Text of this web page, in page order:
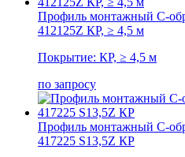
Профиль монтажный С-
412125Z КР, ≥ 4,5 м
Покрытие: КР, ≥ 4,5 м
по запросу
Профиль монтажный С-
417225 S13,5Z КР